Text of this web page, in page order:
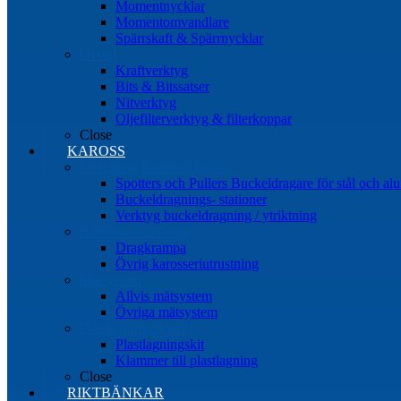
Momentnycklar
Momentomvandlare
Spärrskaft & Spärrnycklar
Kraftverktyg
Bits & Bitssatser
Nitverktyg
Oljefilterverktyg & filterkoppar
Close
KAROSS
Spotters och Pullers Buckeldragare för stål och
Buckeldragnings- stationer
Verktyg buckeldragning / ytriktning
Dragkrampa
Övrig karosseriutrustning
Allvis mätsystem
Övriga mätsystem
Plastlagningskit
Klammer till plastlagning
Close
RIKTBÄNKAR